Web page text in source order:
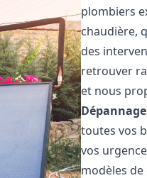
plombiers
chaudière,
des
retrouver
et nous
toutes vos
vos
modèles